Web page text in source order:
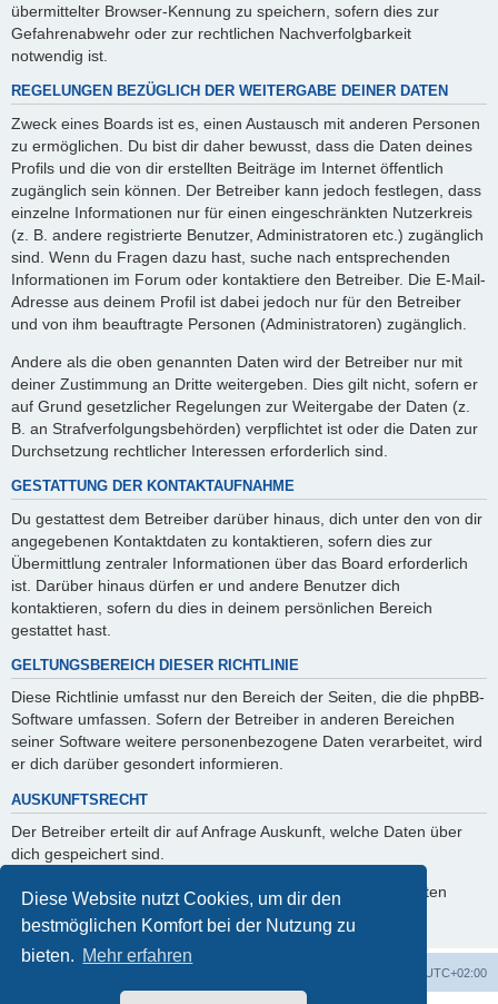
Diese Website nutzt Cookies, um dir den
bestmöglichen Komfort bei der Nutzung zu
bieten. Mehr erfahren
übermittelter Browser-Kennung zu speichern, sofern dies zur
Gefahrenabwehr oder zur rechtlichen Nachverfolgbarkeit
notwendig ist.
REGELUNGEN BEZÜGLICH DER WEITERGABE DEINER DATEN
Zweck eines Boards ist es, einen Austausch mit anderen Personen
zu ermöglichen. Du bist dir daher bewusst, dass die Daten deines
Profils und die von dir erstellten Beiträge im Internet öffentlich
zugänglich sein können. Der Betreiber kann jedoch festlegen, dass
einzelne Informationen nur für einen eingeschränkten Nutzerkreis
(z. B. andere registrierte Benutzer, Administratoren etc.) zugänglich
sind. Wenn du Fragen dazu hast, suche nach entsprechenden
Informationen im Forum oder kontaktiere den Betreiber. Die E-Mail-
Adresse aus deinem Profil ist dabei jedoch nur für den Betreiber
und von ihm beauftragte Personen (Administratoren) zugänglich.
Andere als die oben genannten Daten wird der Betreiber nur mit
deiner Zustimmung an Dritte weitergeben. Dies gilt nicht, sofern er
auf Grund gesetzlicher Regelungen zur Weitergabe der Daten (z.
B. an Strafverfolgungsbehörden) verpflichtet ist oder die Daten zur
Durchsetzung rechtlicher Interessen erforderlich sind.
GESTATTUNG DER KONTAKTAUFNAHME
Du gestattest dem Betreiber darüber hinaus, dich unter den von dir
angegebenen Kontaktdaten zu kontaktieren, sofern dies zur
Übermittlung zentraler Informationen über das Board erforderlich
ist. Darüber hinaus dürfen er und andere Benutzer dich
kontaktieren, sofern du dies in deinem persönlichen Bereich
gestattet hast.
GELTUNGSBEREICH DIESER RICHTLINIE
Diese Richtlinie umfasst nur den Bereich der Seiten, die die phpBB-
Software umfassen. Sofern der Betreiber in anderen Bereichen
seiner Software weitere personenbezogene Daten verarbeitet, wird
er dich darüber gesondert informieren.
AUSKUNFTSRECHT
Der Betreiber erteilt dir auf Anfrage Auskunft, welche Daten über
dich gespeichert sind.
Du kannst jederzeit die Löschung bzw. Sperrung deiner Daten
verlangen. Kontaktiere hierzu bitte den Betreiber.
UTC+02:00